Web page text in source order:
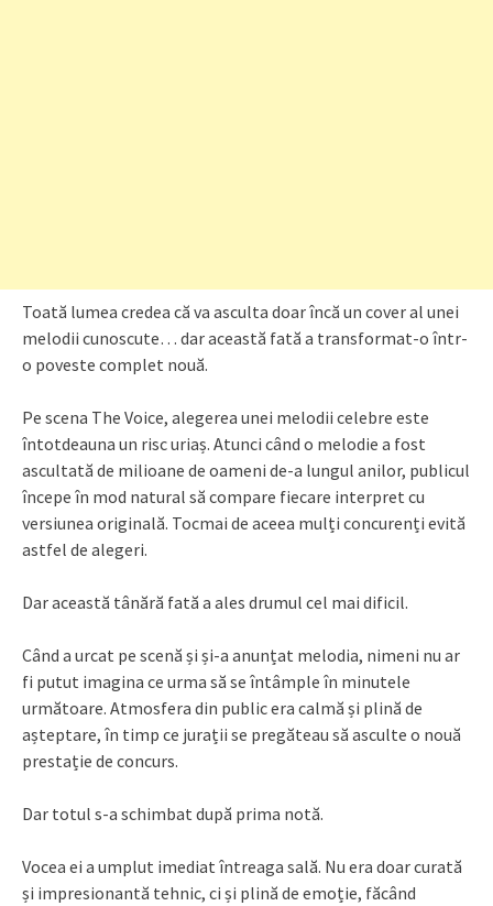
Toată lumea credea că va asculta doar încă un cover al unei
melodii cunoscute… dar această fată a transformat-o într-
o poveste complet nouă.
Pe scena The Voice, alegerea unei melodii celebre este
întotdeauna un risc uriaș. Atunci când o melodie a fost
ascultată de milioane de oameni de-a lungul anilor, publicul
începe în mod natural să compare fiecare interpret cu
versiunea originală. Tocmai de aceea mulți concurenți evită
astfel de alegeri.
Dar această tânără fată a ales drumul cel mai dificil.
Când a urcat pe scenă și și-a anunțat melodia, nimeni nu ar
fi putut imagina ce urma să se întâmple în minutele
următoare. Atmosfera din public era calmă și plină de
așteptare, în timp ce jurații se pregăteau să asculte o nouă
prestație de concurs.
Dar totul s-a schimbat după prima notă.
Vocea ei a umplut imediat întreaga sală. Nu era doar curată
și impresionantă tehnic, ci și plină de emoție, făcând